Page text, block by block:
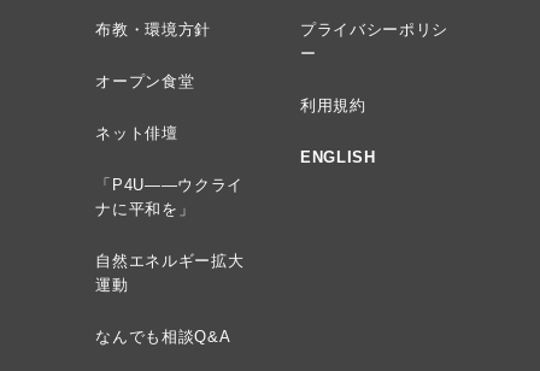
布教・環境方針
オープン食堂
ネット俳壇
「P4U——ウクライ
ナに平和を」
自然エネルギー拡大
運動
なんでも相談Q&A
プライバシーポリシ
ー
利用規約
ENGLISH